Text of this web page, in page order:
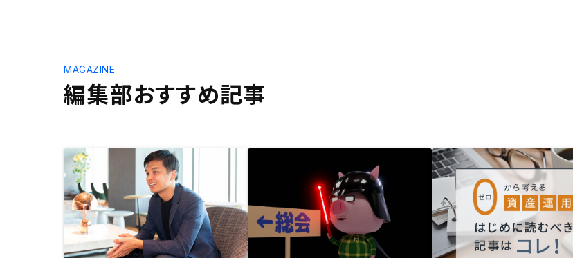
編集部おすすめ記事
MAGAZINE